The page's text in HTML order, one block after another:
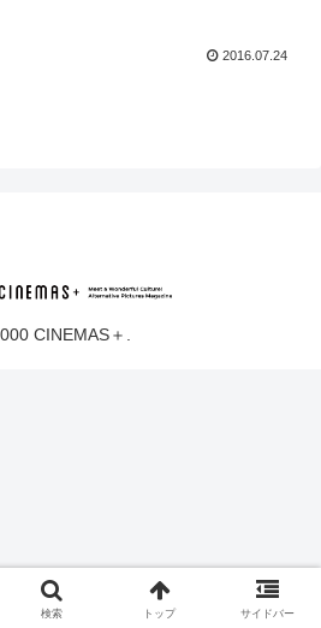
2016.07.24
CINEMAS＋.
検索 トップ サイドバー